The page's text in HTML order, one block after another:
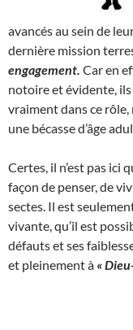
avancés au sein de
dernière mission
engagement. Car en
notoire et évidente, ils
vraiment dans ce rôle,
une bécasse d’âge
Certes, il n’est pas ici
façon de penser, de
sectes. Il est
vivante, qu’il est
défauts et ses
et pleinement à «